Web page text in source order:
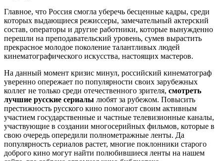
Главное, что Россия смогла уберечь бесценные кадры, среди
которых выдающиеся режиссеры, замечательный актерский
состав, операторы и другие работники, которые вынужденно
перешли на преподавательский уровень, сумев вырастить
прекрасное молодое поколение талантливых людей
кинематографического искусства, настоящих мастеров.
На данный момент кризис минул, российский кинематограф
уверенно опережает по популярности своих зарубежных
коллег не только среди отечественного зрителя, смотреть
лучшие русские сериалы любят за рубежом. Повысить
престижность русского кино помогают своим активным
участием государственные и частные телевизионные каналы,
участвующие в создании многосерийных фильмов, которые в
свою очередь опередили полнометражные ленты. Да
популярность сериалов растет, многие поклонники старого
доброго кино могут найти полюбившиеся ленты на нашем